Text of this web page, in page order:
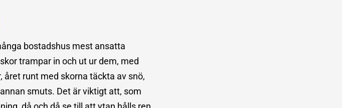
bostadshus mest ansatta
trampar in och ut ur dem, med
året runt med skorna täckta av snö,
smuts. Det är viktigt att, som